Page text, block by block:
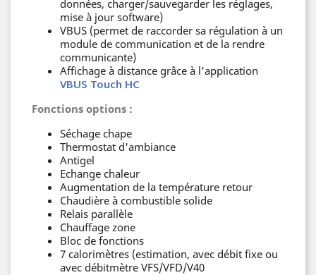
données, charger/sauvegarder les réglages,
mise à jour software)
VBUS (permet de raccorder sa régulation à un
module de communication et de la rendre
communicante)
Affichage à distance grâce à l'application
VBUS Touch HC
Fonctions options :
Séchage chape
Thermostat d'ambiance
Antigel
Echange chaleur
Augmentation de la température retour
Chaudière à combustible solide
Relais parallèle
Chauffage zone
Bloc de fonctions
7 calorimètres (estimation, avec débit fixe ou
avec débitmètre VFS/VFD/V40